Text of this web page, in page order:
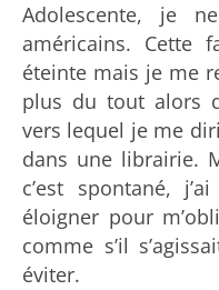
Adolescente, je
américains. Cette
éteinte mais je me
plus du tout alors
vers lequel je me
dans une librairie.
c’est spontané,
éloigner pour
comme s’il
éviter.